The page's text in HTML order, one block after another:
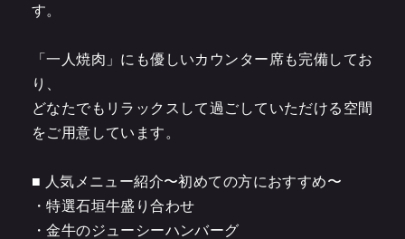
す。
「一人焼肉」にも優しいカウンター席も完備してお
り、
どなたでもリラックスして過ごしていただける空間
をご用意しています。
■ 人気メニュー紹介〜初めての方におすすめ〜
・特選石垣牛盛り合わせ
・金牛のジューシーハンバーグ